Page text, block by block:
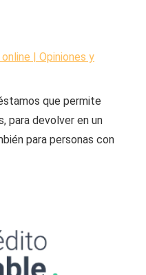
| Opiniones y
que permite
para devolver en un
para personas con